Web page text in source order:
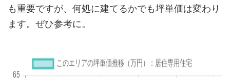
も重要ですが、何処に建てるかでも坪単価は変わり
ます。ぜひ参考に。